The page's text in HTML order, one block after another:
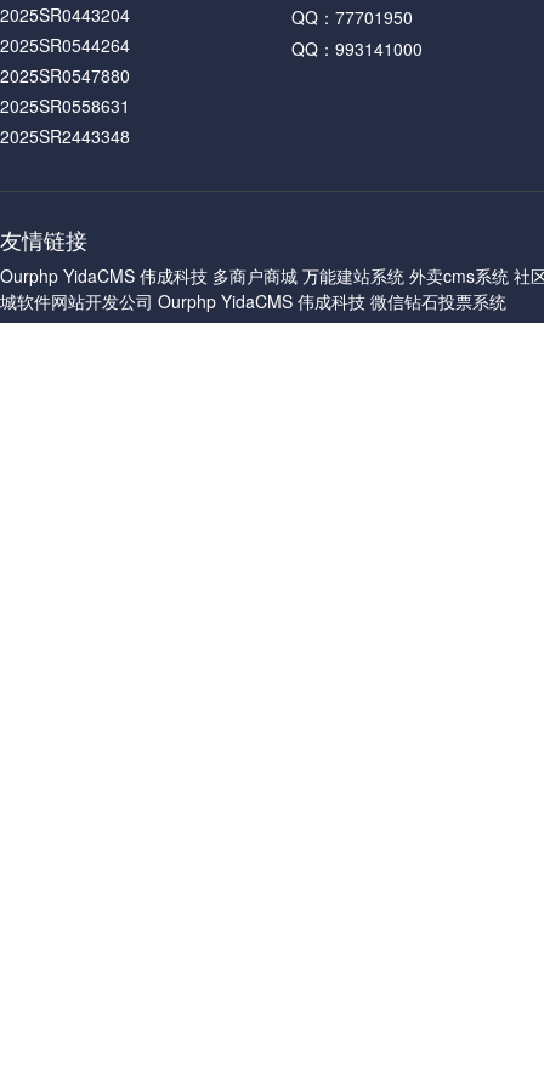
2025SR0443204
2025SR0544264
2025SR0547880
2025SR0558631
2025SR2443348
QQ：77701950
QQ：993141000
友情链接
Ourphp YidaCMS 伟成科技 多商户商城 万能建站系统 外卖cms系统 社
城软件网站开发公司 Ourphp YidaCMS 伟成科技 微信钻石投票系统